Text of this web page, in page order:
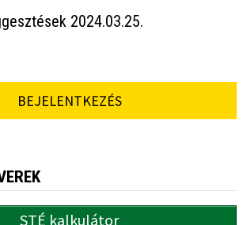
2024.03.25.
BEJELENTKEZÉS
STÉ kalkulátor